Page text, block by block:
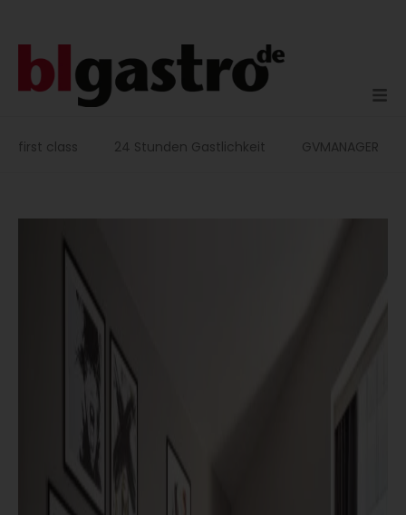
first class 24 Stunden Gastlichkeit GVMANAGER